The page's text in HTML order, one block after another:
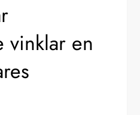
vinklar en